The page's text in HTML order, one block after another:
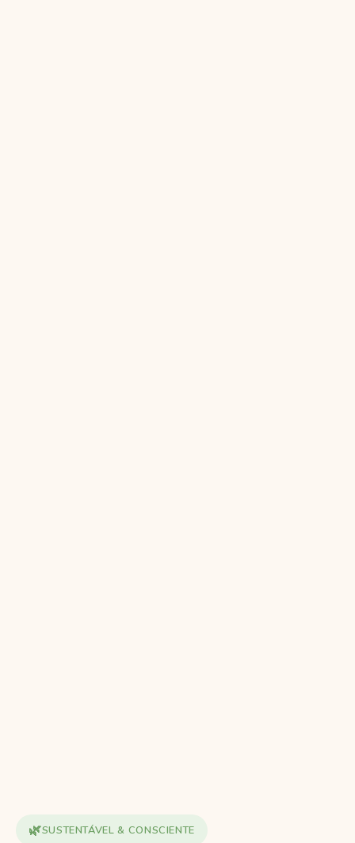
🌿SUSTENTÁVEL & CONSCIENTE